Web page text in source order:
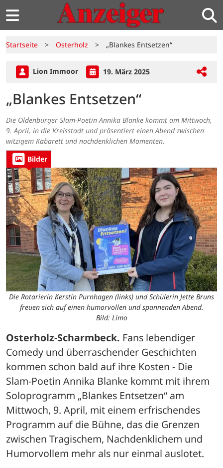
Startseite > Osterholz > „Blankes Entsetzen“
Lion Immoor 19. März 2025
„Blankes Entsetzen“
Die Oldenburger Slam-Poetin Annika Blanke kommt am Mittwoch,
9. April, in die Kreisstadt und präsentiert einen Abend zwischen
witzigem Kabarett und nachdenklichen Momenten.
Bilder
Die Rotarierin Kerstin Purnhagen (links) und Schülerin Jette Bruns
freuen sich auf einen humorvollen und spannenden Abend.
Bild: Limo
Osterholz-Scharmbeck. Fans lebendiger
Comedy und überraschender Geschichten
kommen schon bald auf ihre Kosten - Die
Slam-Poetin Annika Blanke kommt mit ihrem
Soloprogramm „Blankes Entsetzen“ am
Mittwoch, 9. April, mit einem erfrischendes
Programm auf die Bühne, das die Grenzen
zwischen Tragischem, Nachdenklichem und
Humorvollem mehr als nur einmal auslotet.